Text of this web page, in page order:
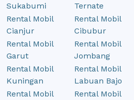
Sukabumi
Ternate
Rental Mobil
Cianjur
Rental Mobil
Cibubur
Rental Mobil
Garut
Rental Mobil
Jombang
Rental Mobil
Kuningan
Rental Mobil
Labuan Bajo
Rental Mobil
Rental Mobil